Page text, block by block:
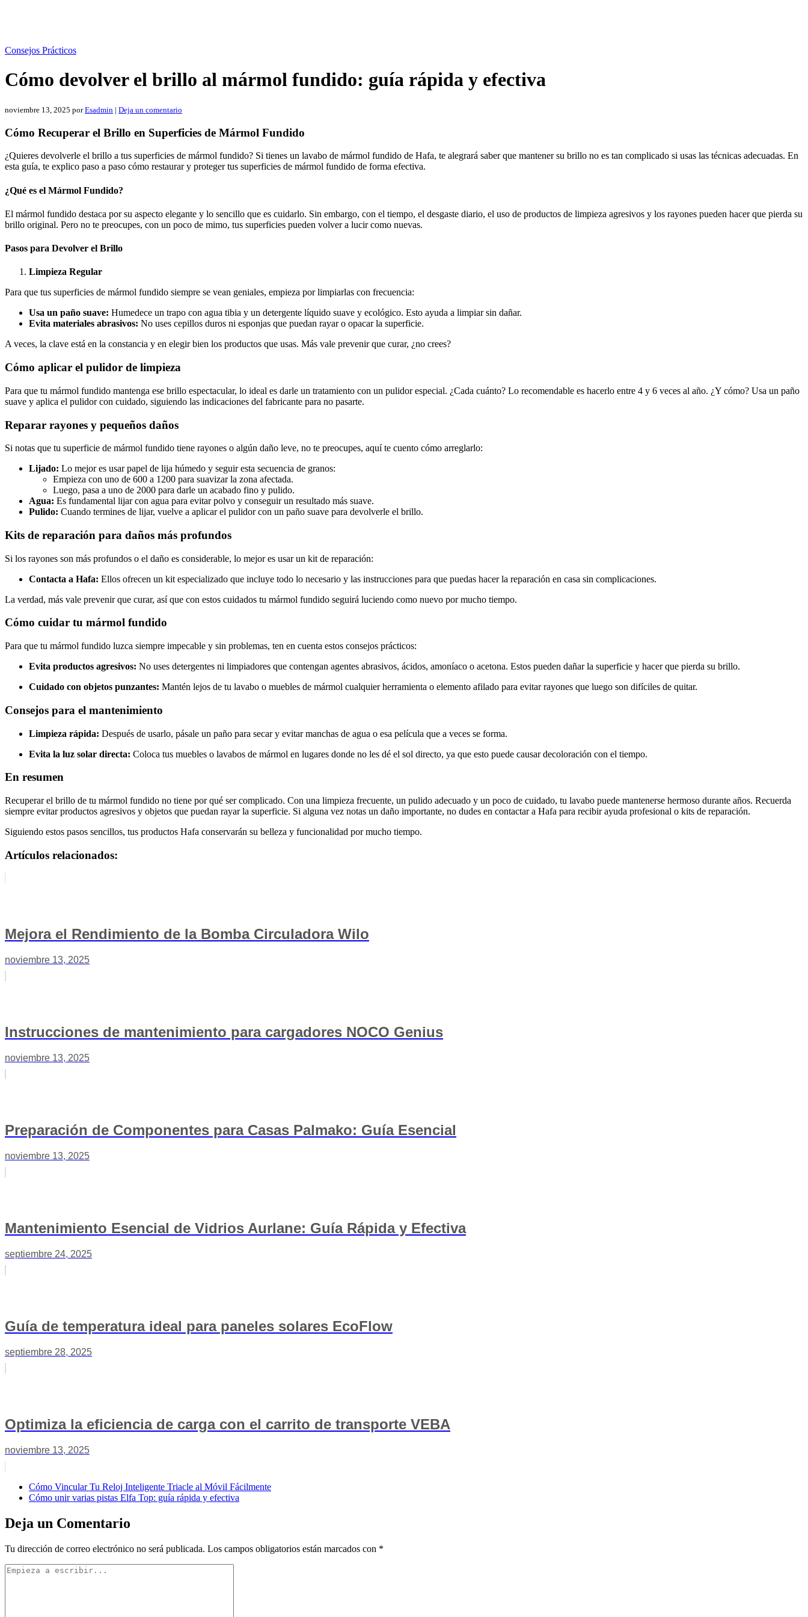
Consejos Prácticos
Cómo devolver el brillo al mármol fundido: guía rápida y efectiva
noviembre 13, 2025 porEsadmin | Deja un comentario
Cómo Recuperar el Brillo en Superficies de Mármol Fundido
¿Quieres devolverle el brillo a tus superficies de mármol fundido? Si tienes un lavabo de mármol fundido de Hafa, te alegrará saber que mantener su brillo no es tan complicado si usas las técnicas adecuadas. En
esta guía, te explico paso a paso cómo restaurar y proteger tus superficies de mármol fundido de forma efectiva.
¿Qué es el Mármol Fundido?
El mármol fundido destaca por su aspecto elegante y lo sencillo que es cuidarlo. Sin embargo, con el tiempo, el desgaste diario, el uso de productos de limpieza agresivos y los rayones pueden hacer que pierda su
brillo original. Pero no te preocupes, con un poco de mimo, tus superficies pueden volver a lucir como nuevas.
Pasos para Devolver el Brillo
Limpieza Regular
Para que tus superficies de mármol fundido siempre se vean geniales, empieza por limpiarlas con frecuencia:
Usa un paño suave: Humedece un trapo con agua tibia y un detergente líquido suave y ecológico. Esto ayuda a limpiar sin dañar.
Evita materiales abrasivos: No uses cepillos duros ni esponjas que puedan rayar o opacar la superficie.
A veces, la clave está en la constancia y en elegir bien los productos que usas. Más vale prevenir que curar, ¿no crees?
Cómo aplicar el pulidor de limpieza
Para que tu mármol fundido mantenga ese brillo espectacular, lo ideal es darle un tratamiento con un pulidor especial. ¿Cada cuánto? Lo recomendable es hacerlo entre 4 y 6 veces al año. ¿Y cómo? Usa un paño
suave y aplica el pulidor con cuidado, siguiendo las indicaciones del fabricante para no pasarte.
Reparar rayones y pequeños daños
Si notas que tu superficie de mármol fundido tiene rayones o algún daño leve, no te preocupes, aquí te cuento cómo arreglarlo:
Lijado: Lo mejor es usar papel de lija húmedo y seguir esta secuencia de granos:
Empieza con uno de 600 a 1200 para suavizar la zona afectada.
Luego, pasa a uno de 2000 para darle un acabado fino y pulido.
Agua: Es fundamental lijar con agua para evitar polvo y conseguir un resultado más suave.
Pulido: Cuando termines de lijar, vuelve a aplicar el pulidor con un paño suave para devolverle el brillo.
Kits de reparación para daños más profundos
Si los rayones son más profundos o el daño es considerable, lo mejor es usar un kit de reparación:
Contacta a Hafa: Ellos ofrecen un kit especializado que incluye todo lo necesario y las instrucciones para que puedas hacer la reparación en casa sin complicaciones.
La verdad, más vale prevenir que curar, así que con estos cuidados tu mármol fundido seguirá luciendo como nuevo por mucho tiempo.
Cómo cuidar tu mármol fundido
Para que tu mármol fundido luzca siempre impecable y sin problemas, ten en cuenta estos consejos prácticos:
Evita productos agresivos: No uses detergentes ni limpiadores que contengan agentes abrasivos, ácidos, amoníaco o acetona. Estos pueden dañar la superficie y hacer que pierda su brillo.
Cuidado con objetos punzantes: Mantén lejos de tu lavabo o muebles de mármol cualquier herramienta o elemento afilado para evitar rayones que luego son difíciles de quitar.
Consejos para el mantenimiento
Limpieza rápida: Después de usarlo, pásale un paño para secar y evitar manchas de agua o esa película que a veces se forma.
Evita la luz solar directa: Coloca tus muebles o lavabos de mármol en lugares donde no les dé el sol directo, ya que esto puede causar decoloración con el tiempo.
En resumen
Recuperar el brillo de tu mármol fundido no tiene por qué ser complicado. Con una limpieza frecuente, un pulido adecuado y un poco de cuidado, tu lavabo puede mantenerse hermoso durante años. Recuerda
siempre evitar productos agresivos y objetos que puedan rayar la superficie. Si alguna vez notas un daño importante, no dudes en contactar a Hafa para recibir ayuda profesional o kits de reparación.
Siguiendo estos pasos sencillos, tus productos Hafa conservarán su belleza y funcionalidad por mucho tiempo.
Artículos relacionados:
Mejora el Rendimiento de la Bomba Circuladora Wilo
noviembre 13, 2025
Instrucciones de mantenimiento para cargadores NOCO Genius
noviembre 13, 2025
Preparación de Componentes para Casas Palmako: Guía Esencial
noviembre 13, 2025
Mantenimiento Esencial de Vidrios Aurlane: Guía Rápida y Efectiva
septiembre 24, 2025
Guía de temperatura ideal para paneles solares EcoFlow
septiembre 28, 2025
Optimiza la eficiencia de carga con el carrito de transporte VEBA
noviembre 13, 2025
Cómo Vincular Tu Reloj Inteligente Triacle al Móvil Fácilmente
Cómo unir varias pistas Elfa Top: guía rápida y efectiva
Deja un Comentario
Tu dirección de correo electrónico no será publicada. Los campos obligatorios están marcados con *